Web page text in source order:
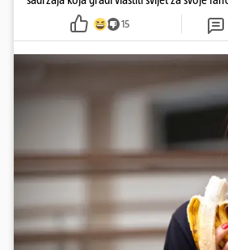
pokazuje da online slava dolazi i s
15